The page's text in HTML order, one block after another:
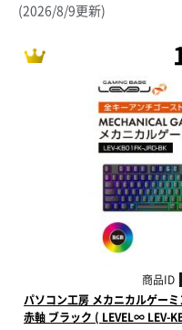
(2026/8/9更新)
商品ID
パソコン工房 メカニカルゲー
赤軸 ブラック ( LEVEL∞ LEV-